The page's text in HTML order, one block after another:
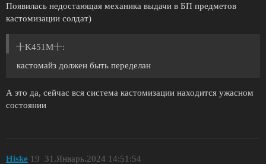
Появилась недостающая механика выдачи в БП предметов
кастомизации солдат)
十K451M十:
кастомайз должен быть переделан
А это да, сейчас вся система кастомизации находится ужасном
состоянии
Hiske 31.Январь.2024 14:51:54
19